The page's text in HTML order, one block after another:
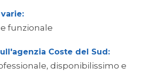
funzionale
Coste del Sud:
disponibilissimo e